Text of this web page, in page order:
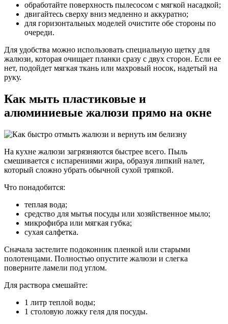
обработайте поверхность пылесосом с мягкой насадкой;
двигайтесь сверху вниз медленно и аккуратно;
для горизонтальных моделей очистите обе стороны по
очереди.
Для удобства можно использовать специальную щетку для
жалюзи, которая очищает планки сразу с двух сторон. Если ее
нет, подойдет мягкая ткань или махровый носок, надетый на
руку.
Как мыть пластиковые и
алюминиевые жалюзи прямо на окне
На кухне жалюзи загрязняются быстрее всего. Пыль
смешивается с испарениями жира, образуя липкий налет,
который сложно убрать обычной сухой тряпкой.
Что понадобится:
теплая вода;
средство для мытья посуды или хозяйственное мыло;
микрофибра или мягкая губка;
сухая салфетка.
Сначала застелите подоконник пленкой или старыми
полотенцами. Полностью опустите жалюзи и слегка
поверните ламели под углом.
Для раствора смешайте:
1 литр теплой воды;
1 столовую ложку геля для посуды.